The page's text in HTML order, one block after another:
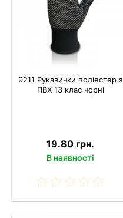
9211 Рукавички поліестер з
ПВХ 13 клас чорні
19.80 грн.
В наявності